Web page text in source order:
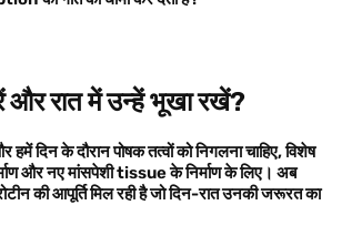
और रात में उन्हें भूखा रखें?
दिन के दौरान पोषक तत्वों को निगलना चाहिए, विशेष
और नए मांसपेशी tissue के निर्माण के लिए। अब
की आपूर्ति मिल रही है जो दिन-रात उनकी जरूरत का